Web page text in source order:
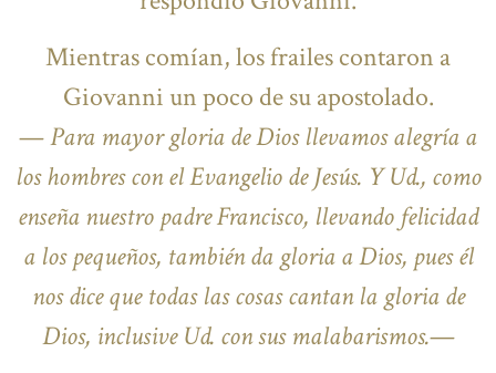
Mientras comían, los frailes contaron a
Giovanni un poco de su apostolado.
—Para mayor gloria de Dios llevamos alegría a
los hombres con el Evangelio de Jesús. Y Ud., como
enseña nuestro padre Francisco, llevando felicidad
a los pequeños, también da gloria a Dios, pues él
nos dice que todas las cosas cantan la gloria de
Dios, inclusive Ud. con sus malabarismos.—